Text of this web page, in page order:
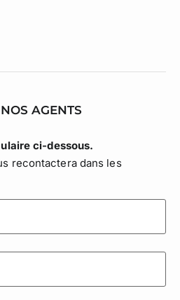
AGENTS
ci-dessous.
recontactera dans les